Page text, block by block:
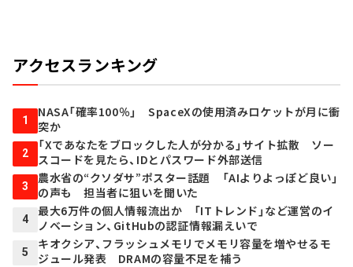
アクセスランキング
1
NASA「確率100％」 SpaceXの使用済みロケットが月に衝
突か
2
「Xであなたをブロックした人が分かる」サイト拡散 ソー
スコードを見たら、IDとパスワード外部送信
3
農水省の“クソダサ”ポスター話題 「AIよりよっぽど良い」
の声も 担当者に狙いを聞いた
4
最大6万件の個人情報流出か 「ITトレンド」など運営のイ
ノベーション、GitHubの認証情報漏えいで
5
キオクシア、フラッシュメモリでメモリ容量を増やせるモ
ジュール発表 DRAMの容量不足を補う